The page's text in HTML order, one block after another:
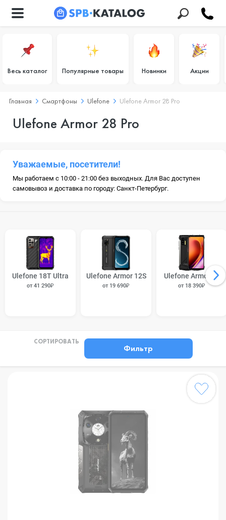
Весь каталог Популярные товары Новинки Акции
Главная Смартфоны Ulefone Ulefone Armor 28 Pro
Ulefone Armor 28 Pro
Уважаемые, посетители!
Мы работаем с 10:00 - 21:00 без выходных. Для Вас доступен
самовывоз и доставка по городу: Санкт-Петербург.
Ulefone 18T Ultra
от 41 290₽
Ulefone Armor 12S
от 19 690₽
Ulefone Armor 13
от 18 390₽
СОРТИРОВАТЬ
Фильтр